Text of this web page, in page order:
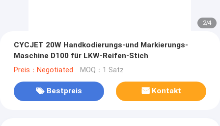
2/4
CYCJET 20W Handkodierungs-und Markierungs-
Maschine D100 für LKW-Reifen-Stich
Preis：Negotiated MOQ：1 Satz
Bestpreis Kontakt